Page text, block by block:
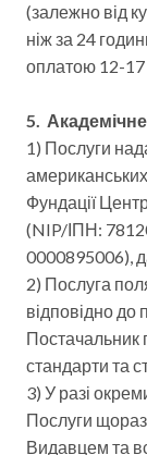
(залежно від
ніж за 24
оплатою 12-17
5.
1) Послуги
американських
Фундації
(NIP/ІПН:
0000895006),
2) Послуга
відповідно
Постачальник
стандарти та
3) У разі
Послуги
Видавцем та